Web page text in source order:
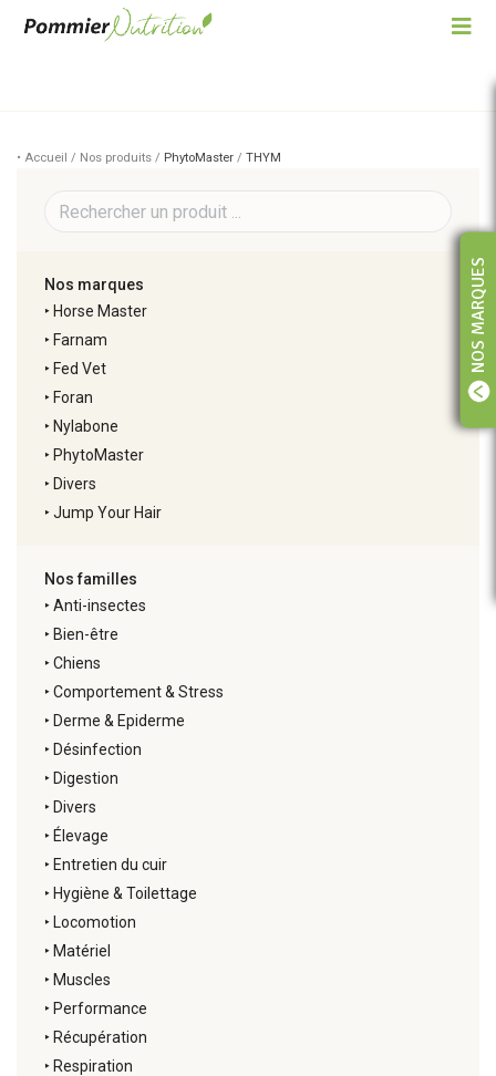
NOS MARQUES
• Accueil / Nos produits / PhytoMaster / THYM
Nos marques
‣ Horse Master
‣ Farnam
‣ Fed Vet
‣ Foran
‣ Nylabone
‣ PhytoMaster
‣ Divers
‣Jump Your Hair
Nos familles
‣Anti-insectes
‣ Bien-être
‣Chiens
‣Comportement & Stress
‣ Derme & Epiderme
‣ Désinfection
‣ Digestion
‣ Divers
‣ Élevage
‣ Entretien du cuir
‣ Hygiène & Toilettage
‣ Locomotion
‣ Matériel
‣ Muscles
‣ Performance
‣ Récupération
‣ Respiration